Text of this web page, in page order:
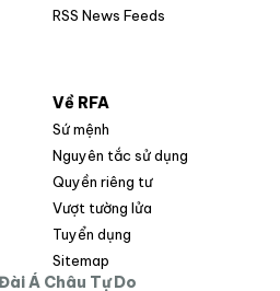
RSS News Feeds
Về RFA
Sứ mệnh
Nguyên tắc sử dụng
Quyền riêng tư
Vượt tường lửa
Tuyển dụng
Sitemap
Á Châu Tự Do